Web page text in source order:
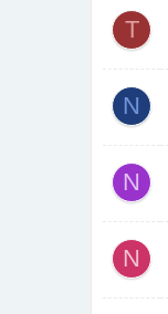
T
N
N
N